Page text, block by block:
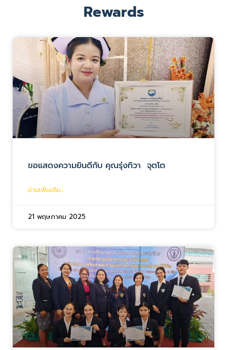
Rewards
ขอแสดงความยินดีกับ คุณรุ่งทิวา จุตโต
อ่านเพิ่มเติม...
21 พฤษภาคม 2025